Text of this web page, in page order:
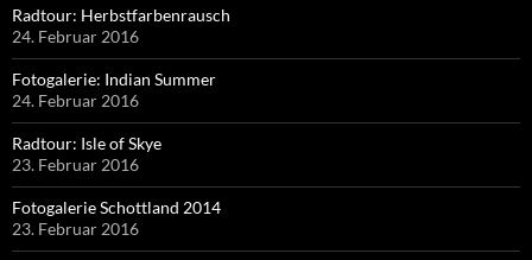
Radtour: Herbstfarbenrausch
24. Februar 2016
Fotogalerie: Indian Summer
24. Februar 2016
Radtour: Isle of Skye
23. Februar 2016
Fotogalerie Schottland 2014
23. Februar 2016